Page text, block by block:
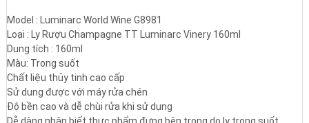
Model : Luminarc World Wine G8981
Loại : Ly Rượu Champagne TT Luminarc Vinery 160ml
Dung tích : 160ml
Màu: Trong suốt
Chất liệu thủy tinh cao cấp
Sử dung được với máy rửa chén
Độ bền cao và dễ chùi rửa khi sử dụng